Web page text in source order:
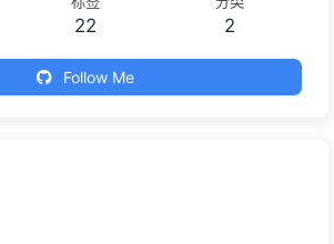
22 2
Follow Me